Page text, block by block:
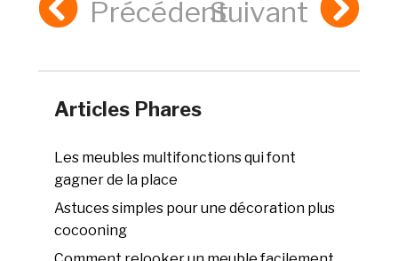
PrécédentSuivant
Articles Phares
Les meubles multifonctions qui font
gagner de la place
Astuces simples pour une décoration plus
cocooning